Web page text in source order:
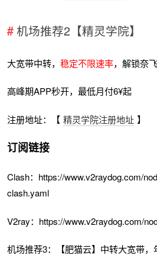
机场推荐2【精灵学院】
大宽带中转，稳定不限速率，解锁奈飞
高峰期APP秒开，最低月付6¥起
注册地址：【 精灵学院注册地址 】
订阅链接
Clash：https://www.v2raydog.com/
clash.yaml
V2ray：https://www.v2raydog.com/
机场推荐3：【肥猫云】中转大宽带，